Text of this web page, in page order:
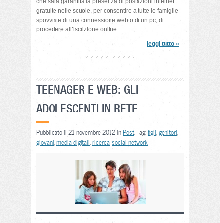
che sarà garantita la presenza di postazioni internet
gratuite nelle scuole, per consentire a tutte le famiglie
spovviste di una connessione web o di un pc, di
procedere all’iscrizione online.
leggi tutto »
TEENAGER E WEB: GLI
ADOLESCENTI IN RETE
Pubblicato il 21 novembre 2012 inPost . Tag:figli genitori
giovani media digitali ricerca social network